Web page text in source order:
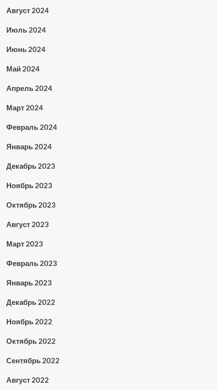
Август 2024
Июль 2024
Июнь 2024
Май 2024
Апрель 2024
Март 2024
Февраль 2024
Январь 2024
Декабрь 2023
Ноябрь 2023
Октябрь 2023
Август 2023
Март 2023
Февраль 2023
Январь 2023
Декабрь 2022
Ноябрь 2022
Октябрь 2022
Сентябрь 2022
Август 2022